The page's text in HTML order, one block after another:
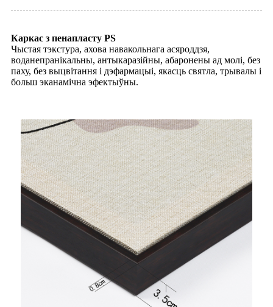
Каркас з пенапласту PS
Чыстая тэкстура, ахова навакольнага асяроддзя,
воданепранікальны, антыкаразійны, абаронены ад молі, без
паху, без выцвітання і дэфармацыі, якасць святла, трывалы і
больш эканамічна эфектыўны.